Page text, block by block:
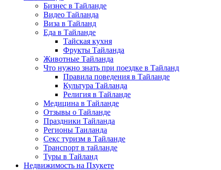
Бизнес в Тайланде
Видео Тайланда
Виза в Тайланд
Еда в Тайланде
Тайская кухня
Фрукты Тайланда
Животные Тайланда
Что нужно знать при поездке в Тайланд
Правила поведения в Тайланде
Культура Тайланда
Религия в Тайланде
Медицина в Тайланде
Отзывы о Тайланде
Праздники Тайланда
Регионы Таиланда
Секс туризм в Тайланде
Транспорт в тайланде
Туры в Тайланд
Недвижимость на Пхукете